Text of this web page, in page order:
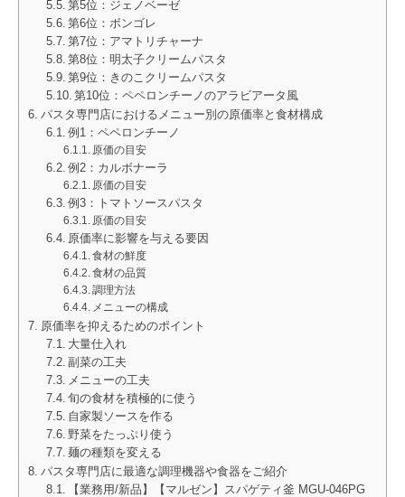
第5位：ジェノベーゼ
第6位：ボンゴレ
第7位：アマトリチャーナ
第8位：明太子クリームパスタ
第9位：きのこクリームパスタ
第10位：ペペロンチーノのアラビアータ風
パスタ専門店におけるメニュー別の原価率と食材構成
例1：ペペロンチーノ
原価の目安
例2：カルボナーラ
原価の目安
例3：トマトソースパスタ
原価の目安
原価率に影響を与える要因
食材の鮮度
食材の品質
調理方法
メニューの構成
原価率を抑えるためのポイント
大量仕入れ
副菜の工夫
メニューの工夫
旬の食材を積極的に使う
自家製ソースを作る
野菜をたっぷり使う
麺の種類を変える
パスタ専門店に最適な調理機器や食器をご紹介
【業務用/新品】【マルゼン】スパゲティ釜 MGU-046PG